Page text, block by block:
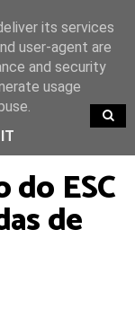
do ESC
de
its services
user-agent are
and security
usage